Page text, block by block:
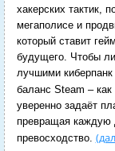
хакерских тактик,
мегаполисе и
который ставит
будущего. Чтобы
лучшими
баланс Steam –
уверенно задаёт
превращая каждую
превосходство.